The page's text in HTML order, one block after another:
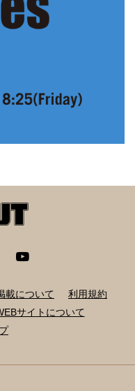
載について
利用規約
サイトについて